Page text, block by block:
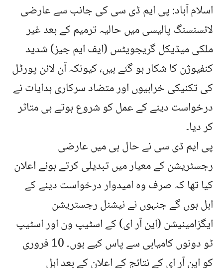
اسلام آباد: پی ایم ڈی سی کی جانب سے عارضی
لائسنسنگ پالیسی میں حالیہ ترمیم کے بعد غیر
ملکی میڈیکل گریجویٹس (ایف ایم جیز) شدید
کنفیوژن کا شکار ہو گئے ہیں، کیونکہ آن لائن پورٹل
کی تکنیکی خرابیوں اور متضاد سرکاری ہدایات نے
درخواست دینے کے عمل کو شروع ہوتے ہی متاثر
کر دیا۔
پی ایم ڈی سی نے حال ہی میں عارضی
رجسٹریشن کے معیار میں تبدیلی کرتے ہوئے اعلان
کیا تھا کہ صرف وہ امیدوار درخواست دینے کے
اہل ہوں گے جنہوں نے نیشنل رجسٹریشن
ایگزامینیشن (این آر ای) کے اسٹیپ ون اور اسٹیپ
ٹو دونوں کامیابی سے پاس کیے ہوں۔ 10 فروری
کو این آر ای کے نتائج کے اعلان کے بعد اہل